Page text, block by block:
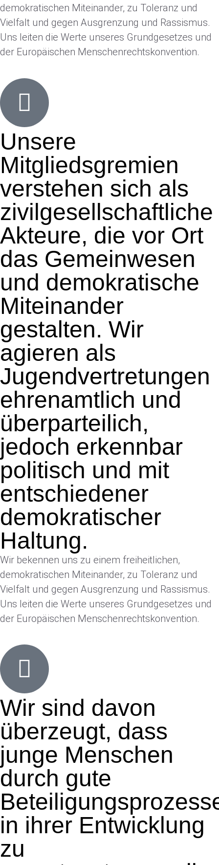
demokratischen Miteinander, zu Toleranz und
Vielfalt und gegen Ausgrenzung und Rassismus.
Uns leiten die Werte unseres Grundgesetzes und
der Europäischen Menschenrechtskonvention.
Unsere
Mitgliedsgremien
verstehen sich als
zivilgesellschaftliche
Akteure, die vor Ort
das Gemeinwesen
und demokratische
Miteinander
gestalten. Wir
agieren als
Jugendvertretungen
ehrenamtlich und
überparteilich,
jedoch erkennbar
politisch und mit
entschiedener
demokratischer
Haltung.
Wir bekennen uns zu einem freiheitlichen,
demokratischen Miteinander, zu Toleranz und
Vielfalt und gegen Ausgrenzung und Rassismus.
Uns leiten die Werte unseres Grundgesetzes und
der Europäischen Menschenrechtskonvention.
Wir sind davon
überzeugt, dass
junge Menschen
durch gute
in ihrer Entwicklung
zu